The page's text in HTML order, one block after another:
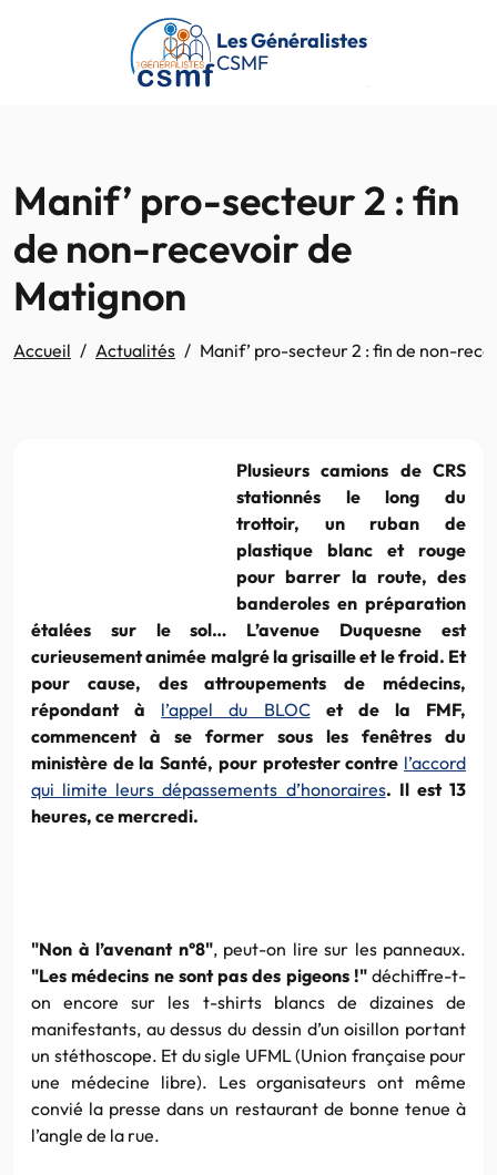
Passer au contenu principal
Les Généralistes
CSMF
Manif’ pro-secteur 2 : fin
de non-recevoir de
Matignon
Accueil Actualités Manif’ pro-secteur 2 : fin de non-
Plusieurs camions de CRS
stationnés le long du
trottoir, un ruban de
plastique blanc et rouge
pour barrer la route, des
banderoles en préparation
étalées sur le sol… L’avenue Duquesne est
curieusement animée malgré la grisaille et le froid. Et
pour cause, des attroupements de médecins,
répondant à l’appel du BLOCet de la FMF,
commencent à se former sous les fenêtres du
ministère de la Santé, pour protester contre l’accord
qui limite leurs dépassements d’honoraires. Il est 13
heures, ce mercredi.
"Non à l’avenant n°8", peut-on lire sur les panneaux.
"Les médecins ne sont pas des pigeons !" déchiffre-t-
on encore sur les t-shirts blancs de dizaines de
manifestants, au dessus du dessin d’un oisillon portant
un stéthoscope. Et du sigle UFML (Union française pour
une médecine libre). Les organisateurs ont même
convié la presse dans un restaurant de bonne tenue à
l’angle de la rue.